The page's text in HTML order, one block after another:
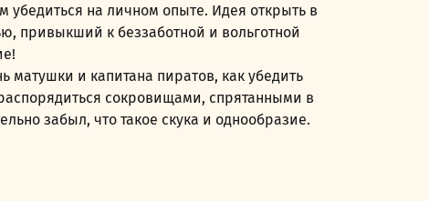
убедиться на личном опыте. Идея открыть в
привыкший к беззаботной и вольготной
и капитана пиратов, как убедить
сокровищами, спрятанными в
забыл, что такое скука и однообразие.